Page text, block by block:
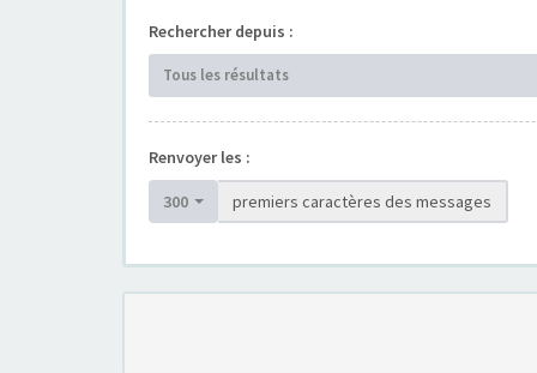
Rechercher depuis :
Tous les résultats
Renvoyer les :
300 premiers caractères des messages